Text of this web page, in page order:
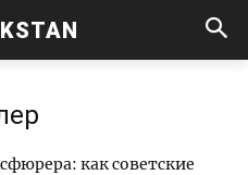
как советские